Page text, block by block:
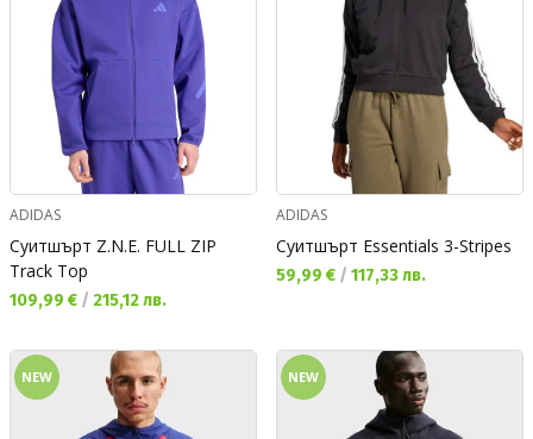
ADIDAS
Суитшърт Z.N.E. FULL ZIP
Track Top
Текуща цена:
109,99 € / 215,12 лв.
ADIDAS
Суитшърт Essentials 3-Stripes
Текуща цена:
59,99 € / 117,33 лв.
NEW NEW